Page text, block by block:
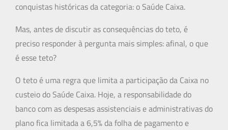
conquistas históricas da categoria: o Saúde Caixa.
Mas, antes de discutir as consequências do teto, é
preciso responder à pergunta mais simples: afinal, o que
é esse teto?
O teto é uma regra que limita a participação da Caixa no
custeio do Saúde Caixa. Hoje, a responsabilidade do
banco com as despesas assistenciais e administrativas do
plano fica limitada a 6,5% da folha de pagamento e